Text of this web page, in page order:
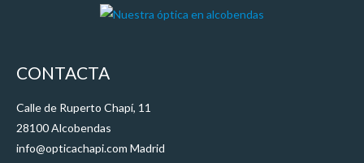
CONTACTA
Calle de Ruperto Chapí, 11
28100 Alcobendas
info@opticachapi.com Madrid